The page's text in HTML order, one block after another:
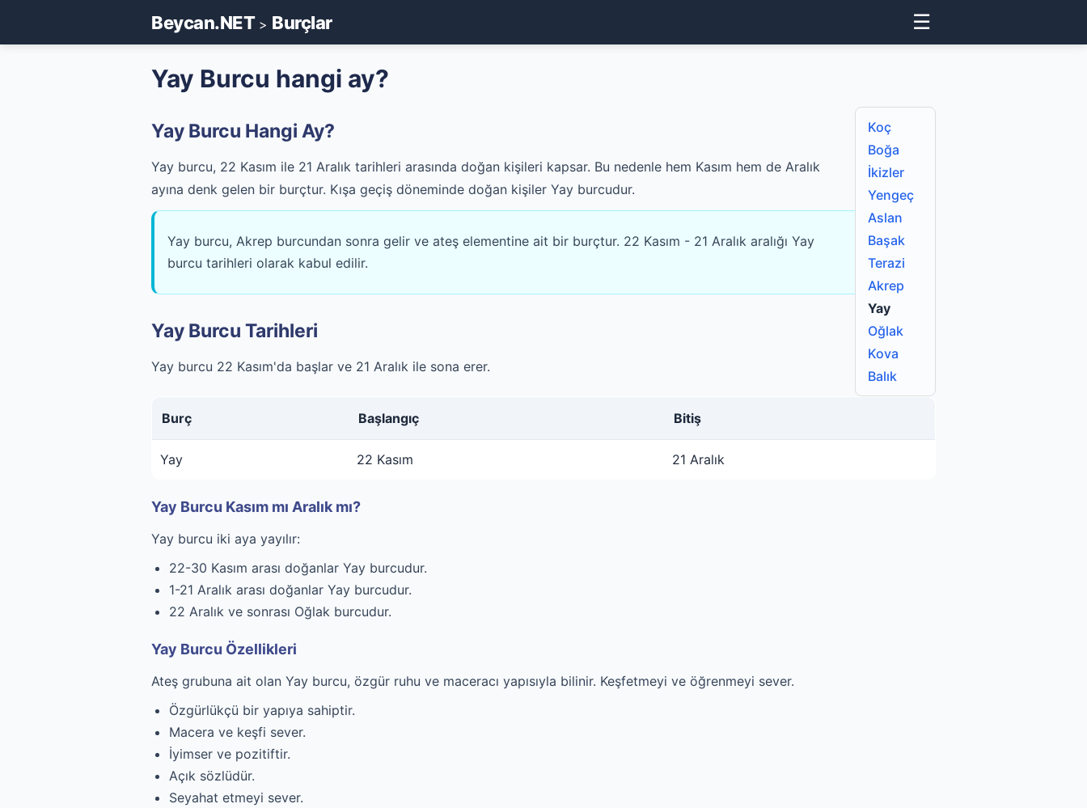
Beycan.NET> Burçlar ☰
Yay Burcu hangi ay?
Koç
Boğa
İkizler
Yengeç
Aslan
Başak
Terazi
Akrep
Yay
Oğlak
Kova
Balık
Yay Burcu Hangi Ay?
Yay burcu, 22 Kasım ile 21 Aralık tarihleri arasında doğan kişileri kapsar. Bu nedenle hem Kasım hem de Aralık
ayına denk gelen bir burçtur. Kışa geçiş döneminde doğan kişiler Yay burcudur.
Yay burcu, Akrep burcundan sonra gelir ve ateş elementine ait bir burçtur. 22 Kasım - 21 Aralık aralığı Yay
burcu tarihleri olarak kabul edilir.
Yay Burcu Tarihleri
Yay burcu 22 Kasım'da başlar ve 21 Aralık ile sona erer.
Burç Başlangıç Bitiş
Yay 22 Kasım 21 Aralık
Yay Burcu Kasım mı Aralık mı?
Yay burcu iki aya yayılır:
22-30 Kasım arası doğanlar Yay burcudur.
1-21 Aralık arası doğanlar Yay burcudur.
22 Aralık ve sonrası Oğlak burcudur.
Yay Burcu Özellikleri
Ateş grubuna ait olan Yay burcu, özgür ruhu ve maceracı yapısıyla bilinir. Keşfetmeyi ve öğrenmeyi sever.
Özgürlükçü bir yapıya sahiptir.
Macera ve keşfi sever.
İyimser ve pozitiftir.
Açık sözlüdür.
Seyahat etmeyi sever.